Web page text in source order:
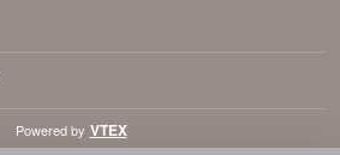
Powered by VTEX